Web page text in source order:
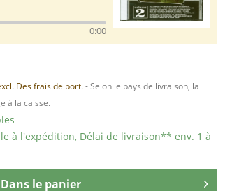
0:00
Des frais de port.- Selon le pays de livraison, la
à la caisse.
à l'expédition, Délai de livraison** env. 1 à
Dans le panier